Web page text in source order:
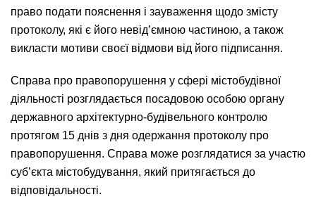
право подати пояснення і зауваження щодо змісту
протоколу, які є його невід’ємною частиною, а також
викласти мотиви своєї відмови від його підписання.
Справа про правопорушення у сфері містобудівної
діяльності розглядається посадовою особою органу
державного архітектурно-будівельного контролю
протягом 15 днів з дня одержання протоколу про
правопорушення. Справа може розглядатися за участю
суб’єкта містобудування, який притягається до
відповідальності.